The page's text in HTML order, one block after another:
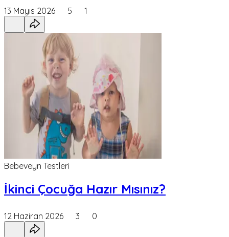
13 Mayıs 2026 5 1
Bebeveyn Testleri
İkinci Çocuğa Hazır Mısınız?
12 Haziran 2026 3 0